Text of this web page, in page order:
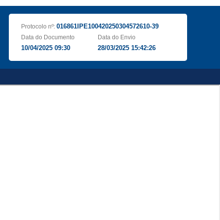
Protocolo nº: 016861IPE100420250304572610-39
Data do Documento
10/04/2025 09:30
Data do Envio
28/03/2025 15:42:26